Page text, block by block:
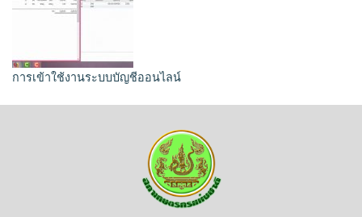
การเข้าใช้งานระบบบัญชีออนไลน์